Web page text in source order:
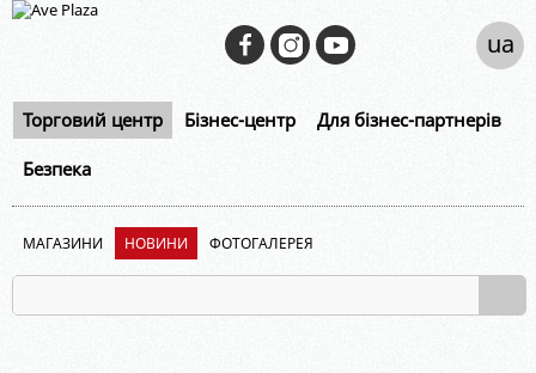
Торговий центр Бізнес-центр Для бізнес-партнерів
Безпека
ua
МАГАЗИНИ НОВИНИ ФОТОГАЛЕРЕЯ